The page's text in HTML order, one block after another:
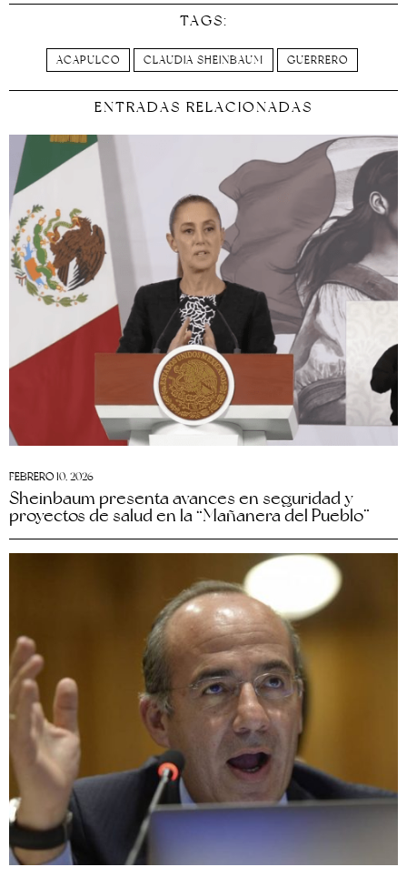
TAGS:
ACAPULCO CLAUDIA SHEINBAUM GUERRERO
ENTRADAS RELACIONADAS
FEBRERO 10, 2026
Sheinbaum presenta avances en seguridad y
proyectos de salud en la “Mañanera del Pueblo”